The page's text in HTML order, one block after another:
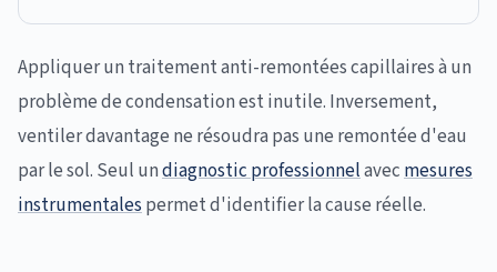
Appliquer un traitement anti-remontées capillaires à un
problème de condensation est inutile. Inversement,
ventiler davantage ne résoudra pas une remontée d'eau
par le sol. Seul undiagnostic professionnelavecmesures
instrumentalespermet d'identifier la cause réelle.